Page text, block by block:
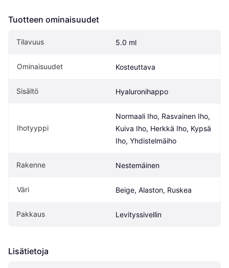
Tuotteen ominaisuudet
Tilavuus 5.0 ml
Ominaisuudet Kosteuttava
Sisältö Hyaluronihappo
Ihotyyppi
Normaali Iho, Rasvainen Iho,
Kuiva Iho, Herkkä Iho, Kypsä
Iho, Yhdistelmäiho
Rakenne Nestemäinen
Väri Beige, Alaston, Ruskea
Pakkaus Levityssivellin
Lisätietoja